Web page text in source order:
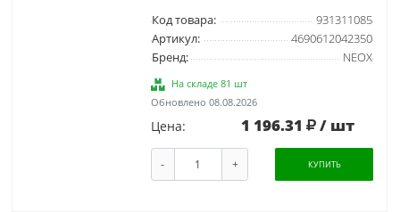
Код товара:
931311085
Артикул:
4690612042350
Бренд:
NEOX
На складе 81 шт
Обновлено 08.08.2026
Цена: 1 196.31 / шт
- + КУПИТЬ